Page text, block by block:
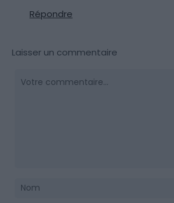
Répondre
Laisser un commentaire